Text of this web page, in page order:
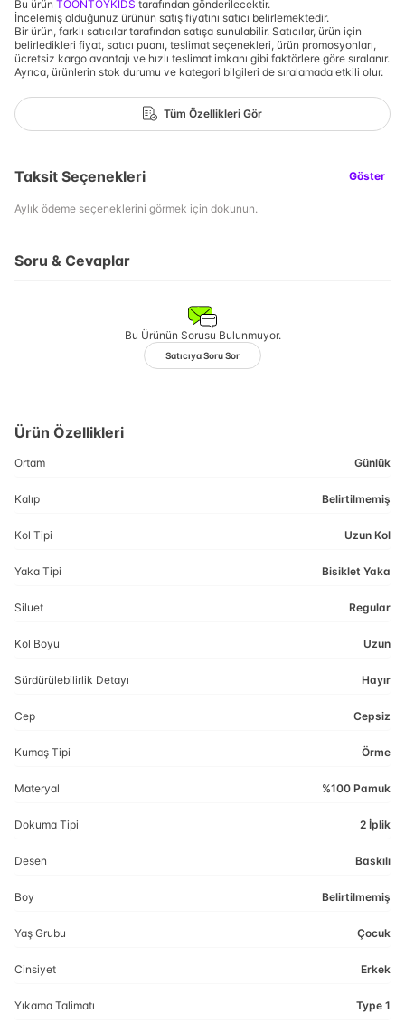
Bu ürün TOONTOYKİDS tarafından gönderilecektir.
İncelemiş olduğunuz ürünün satış fiyatını satıcı belirlemektedir.
Bir ürün, farklı satıcılar tarafından satışa sunulabilir. Satıcılar, ürün için
belirledikleri fiyat, satıcı puanı, teslimat seçenekleri, ürün promosyonları,
ücretsiz kargo avantajı ve hızlı teslimat imkanı gibi faktörlere göre sıralanır.
Ayrıca, ürünlerin stok durumu ve kategori bilgileri de sıralamada etkili olur.
Tüm Özellikleri Gör
Taksit Seçenekleri Göster
Aylık ödeme seçeneklerini görmek için dokunun.
Soru & Cevaplar
Bu Ürünün Sorusu Bulunmuyor.
Satıcıya Soru Sor
Ürün Özellikleri
Ortam Günlük
Kalıp Belirtilmemiş
Kol Tipi Uzun Kol
Yaka Tipi Bisiklet Yaka
Siluet Regular
Kol Boyu Uzun
Sürdürülebilirlik Detayı Hayır
Cep Cepsiz
Kumaş Tipi Örme
Materyal %100 Pamuk
Dokuma Tipi 2 İplik
Desen Baskılı
Boy Belirtilmemiş
Yaş Grubu Çocuk
Cinsiyet Erkek
Yıkama Talimatı Type 1